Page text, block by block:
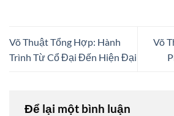
Võ Thuật Tổng Hợp: Hành
Trình Từ Cổ Đại Đến Hiện Đại
Võ
Để lại một bình luận